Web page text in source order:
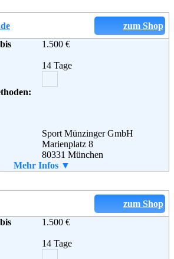
MADELEINE Mode GmbH
90513 Zirndorf
01805 300 800
zum Shop
1.500 €
14 Tage
Sport Münzinger GmbH
Marienplatz 8
80331 München
089/290 30-0
Mehr Infos ▼
zum Shop
1.500 €
14 Tage